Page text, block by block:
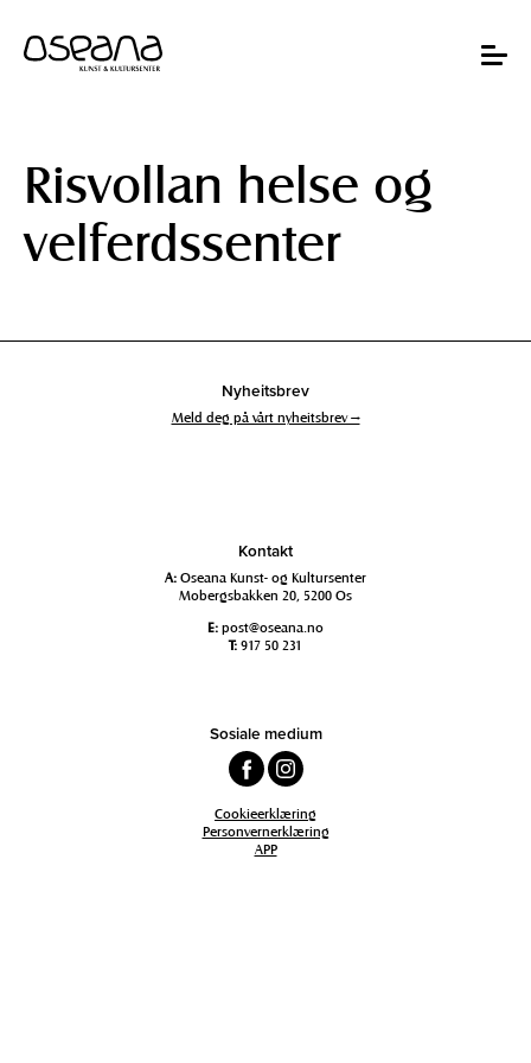
innhold
navigasjon
Toggle
Risvollan helse og
velferdssenter
Nyheitsbrev
Meld deg på vårt nyheitsbrev →
Kontakt
A: Oseana Kunst- og Kultursenter
Mobergsbakken 20, 5200 Os
E: post@oseana.no
T: 917 50 231
Sosiale medium
Cookieerklæring
Personvernerklæring
APP